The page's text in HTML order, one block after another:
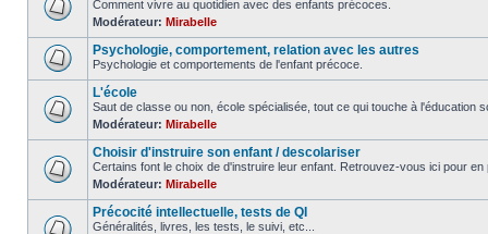
Comment vivre au quotidien avec des enfants précoces.
Modérateur: Mirabelle
Psychologie, comportement, relation avec les autres
Psychologie et comportements de l'enfant précoce.
L'école
Saut de classe ou non, école spécialisée, tout ce qui touche à l'éducation
Modérateur: Mirabelle
Choisir d'instruire son enfant / descolariser
Certains font le choix de d'instruire leur enfant. Retrouvez-vous ici pour en
Modérateur: Mirabelle
Précocité intellectuelle, tests de QI
Généralités, livres, les tests, le suivi, etc...